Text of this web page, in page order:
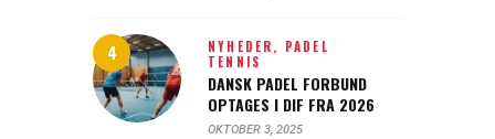
NYHEDER, PADEL
TENNIS
DANSK PADEL FORBUND
OPTAGES I DIF FRA 2026
OKTOBER 3, 2025